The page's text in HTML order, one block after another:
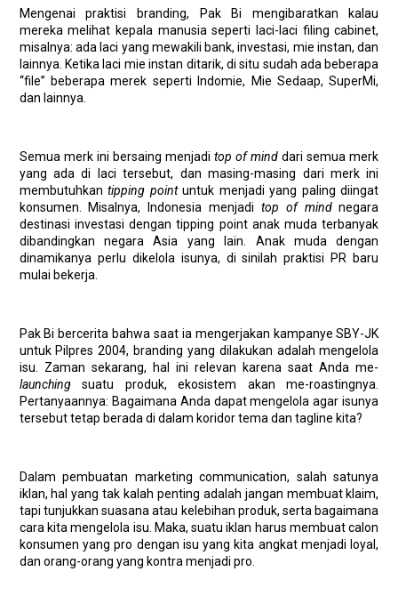
Mengenai praktisi branding, Pak Bi mengibaratkan kalau
mereka melihat kepala manusia seperti laci-laci filing cabinet,
misalnya: ada laci yang mewakili bank, investasi, mie instan, dan
lainnya. Ketika laci mie instan ditarik, di situ sudah ada beberapa
“file” beberapa merek seperti Indomie, Mie Sedaap, SuperMi,
dan lainnya.
Semua merk ini bersaing menjadi top of minddari semua merk
yang ada di laci tersebut, dan masing-masing dari merk ini
membutuhkantipping pointuntuk menjadi yang paling diingat
konsumen. Misalnya, Indonesia menjadi top of mindnegara
destinasi investasi dengan tipping point anak muda terbanyak
dibandingkan negara Asia yang lain. Anak muda dengan
dinamikanya perlu dikelola isunya, di sinilah praktisi PR baru
mulai bekerja.
Pak Bi bercerita bahwa saat ia mengerjakan kampanye SBY-JK
untuk Pilpres 2004, branding yang dilakukan adalah mengelola
isu. Zaman sekarang, hal ini relevan karena saat Anda me-
launchingsuatu produk, ekosistem akan me-roastingnya.
Pertanyaannya: Bagaimana Anda dapat mengelola agar isunya
tersebut tetap berada di dalam koridor tema dan tagline kita?
Dalam pembuatan marketing communication, salah satunya
iklan, hal yang tak kalah penting adalah jangan membuat klaim,
tapi tunjukkan suasana atau kelebihan produk, serta bagaimana
cara kita mengelola isu. Maka, suatu iklan harus membuat calon
konsumen yang pro dengan isu yang kita angkat menjadi loyal,
dan orang-orang yang kontra menjadi pro.